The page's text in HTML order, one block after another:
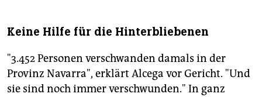
Keine Hilfe für die Hinterbliebenen
"3.452 Personen verschwanden damals in der
Provinz Navarra", erklärt Alcega vor Gericht. "Und
sie sind noch immer verschwunden." In ganz